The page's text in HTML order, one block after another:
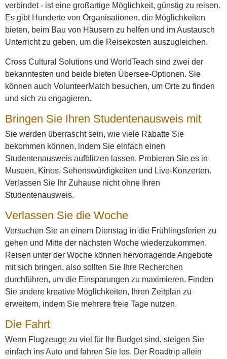
verbindet - ist eine großartige Möglichkeit, günstig zu reisen.
Es gibt Hunderte von Organisationen, die Möglichkeiten
bieten, beim Bau von Häusern zu helfen und im Austausch
Unterricht zu geben, um die Reisekosten auszugleichen.
Cross Cultural Solutions und WorldTeach sind zwei der
bekanntesten und beide bieten Übersee-Optionen. Sie
können auch VolunteerMatch besuchen, um Orte zu finden
und sich zu engagieren.
Bringen Sie Ihren Studentenausweis mit
Sie werden überrascht sein, wie viele Rabatte Sie
bekommen können, indem Sie einfach einen
Studentenausweis aufblitzen lassen. Probieren Sie es in
Museen, Kinos, Sehenswürdigkeiten und Live-Konzerten.
Verlassen Sie Ihr Zuhause nicht ohne Ihren
Studentenausweis.
Verlassen Sie die Woche
Versuchen Sie an einem Dienstag in die Frühlingsferien zu
gehen und Mitte der nächsten Woche wiederzukommen.
Reisen unter der Woche können hervorragende Angebote
mit sich bringen, also sollten Sie Ihre Recherchen
durchführen, um die Einsparungen zu maximieren. Finden
Sie andere kreative Möglichkeiten, Ihren Zeitplan zu
erweitern, indem Sie mehrere freie Tage nutzen.
Die Fahrt
Wenn Flugzeuge zu viel für Ihr Budget sind, steigen Sie
einfach ins Auto und fahren Sie los. Der Roadtrip allein